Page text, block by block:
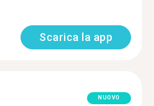
Scarica la app
NUOVO